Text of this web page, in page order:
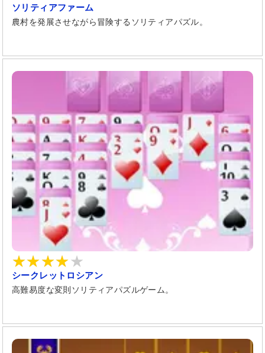
ソリティアファーム
農村を発展させながら冒険するソリティアパズル。
シークレットロシアン
高難易度な変則ソリティアパズルゲーム。